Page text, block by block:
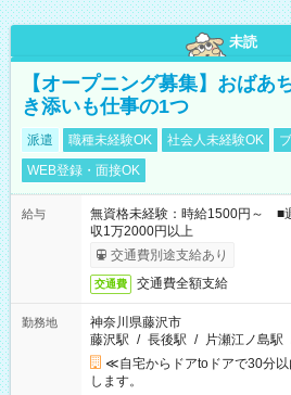
未読
【オープニング募集】おばあ
き添いも仕事の1つ
派遣 職種未経験OK 社会人未経験OK
WEB登録・面接OK
給与
無資格未経験：時給1500円～
収1万2000円以上
交通費別途支給あり
交通費 交通費全額支給
勤務地
神奈川県藤沢市
藤沢駅 / 長後駅 / 片瀬江ノ島駅
≪自宅からドアtoドアで30分
します。